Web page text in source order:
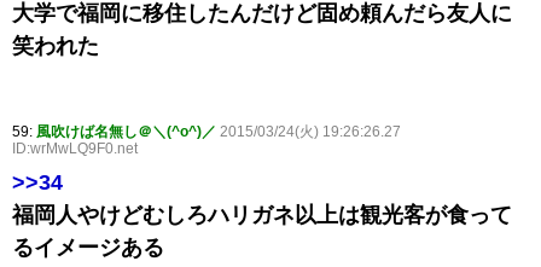
大学で福岡に移住したんだけど固め頼んだら友人に
笑われた
59: 風吹けば名無し＠＼(^o^)／ 2015/03/24(火) 19:26:26.27
ID:wrMwLQ9F0.net
>>34
福岡人やけどむしろハリガネ以上は観光客が食って
るイメージある